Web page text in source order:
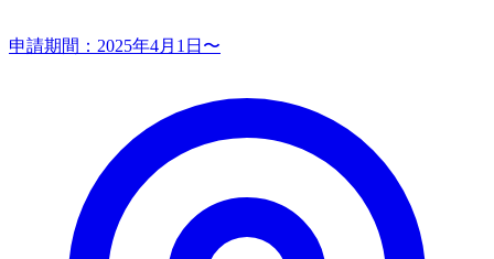
申請期間： 2025年4月1日〜